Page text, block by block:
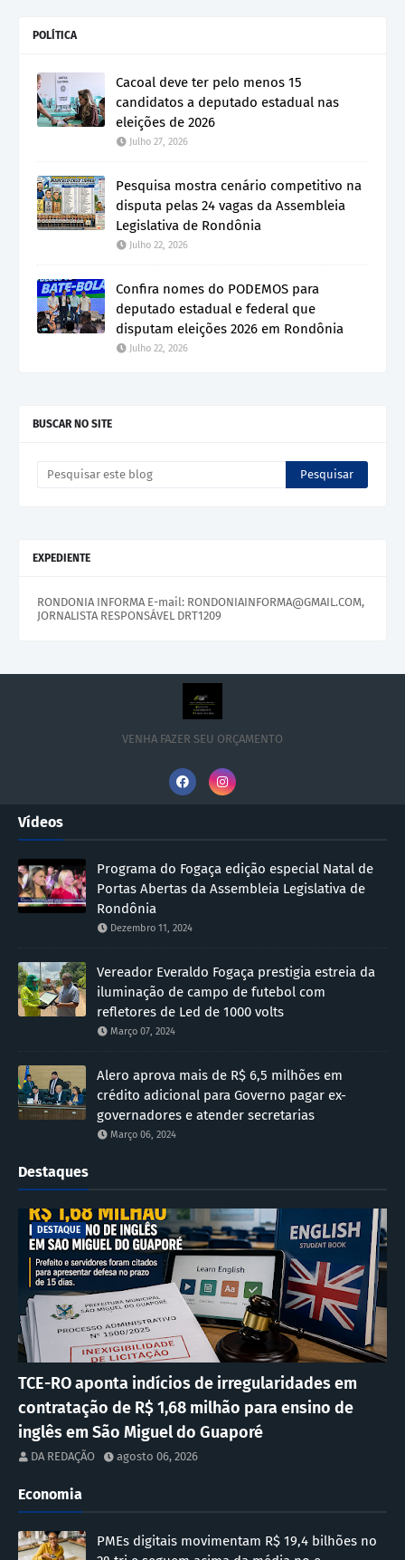
POLÍTICA
Cacoal deve ter pelo menos 15
candidatos a deputado estadual nas
eleições de 2026
Julho 27, 2026
Pesquisa mostra cenário competitivo na
disputa pelas 24 vagas da Assembleia
Legislativa de Rondônia
Julho 22, 2026
Confira nomes do PODEMOS para
deputado estadual e federal que
disputam eleições 2026 em Rondônia
Julho 22, 2026
BUSCAR NO SITE
EXPEDIENTE
RONDONIA INFORMA E-mail: RONDONIAINFORMA@GMAIL.COM,
JORNALISTA RESPONSÁVEL DRT1209
VENHA FAZER SEU ORÇAMENTO
Vídeos
Programa do Fogaça edição especial Natal de
Portas Abertas da Assembleia Legislativa de
Rondônia
Dezembro 11, 2024
Vereador Everaldo Fogaça prestigia estreia da
iluminação de campo de futebol com
refletores de Led de 1000 volts
Março 07, 2024
Alero aprova mais de R$ 6,5 milhões em
crédito adicional para Governo pagar ex-
governadores e atender secretarias
Março 06, 2024
Destaques
DESTAQUE
TCE-RO aponta indícios de irregularidades em
contratação de R$ 1,68 milhão para ensino de
inglês em São Miguel do Guaporé
DA REDAÇÃO agosto 06, 2026
Economia
PMEs digitais movimentam R$ 19,4 bilhões no